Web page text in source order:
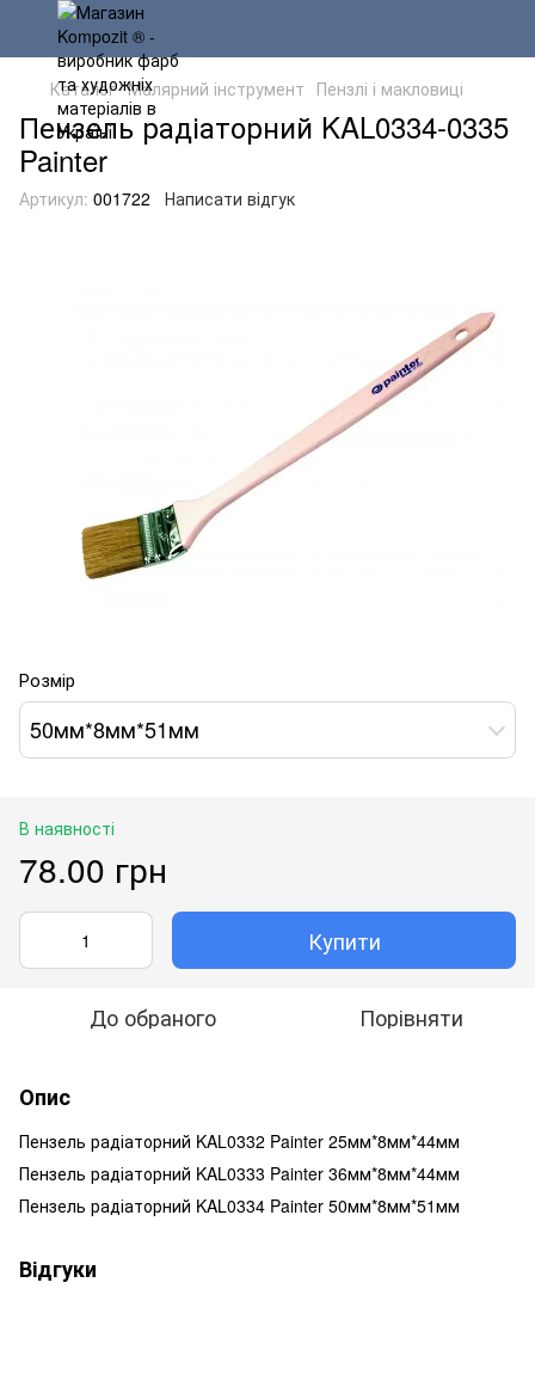
Каталог Малярний інструмент Пензлі і макловиці
Пензель радіаторний KAL0334-0335
Painter
Артикул: 001722 Написати відгук
Розмір
50мм*8мм*51мм
В наявності
78.00 грн
Купити
До обраного Порівняти
Опис
Пензель радіаторний KAL0332 Painter 25мм*8мм*44мм
Пензель радіаторний KAL0333 Painter 36мм*8мм*44мм
Пензель радіаторний KAL0334 Painter 50мм*8мм*51мм
Відгуки